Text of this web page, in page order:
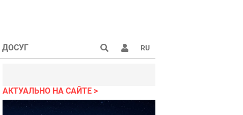
ДОСУГ RU
АКТУАЛЬНО НА САЙТЕ